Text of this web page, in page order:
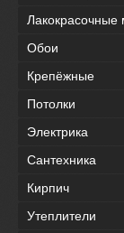
Лакокрасочные
Обои
Крепёжные
Потолки
Электрика
Сантехника
Кирпич
Утеплители